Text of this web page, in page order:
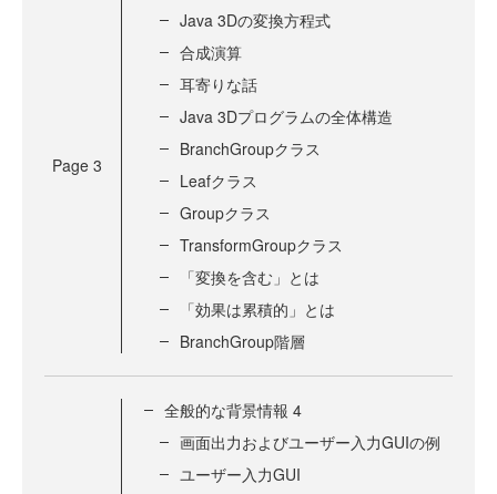
Page 3
Java 3Dの変換方程式
合成演算
耳寄りな話
Java 3Dプログラムの全体構造
BranchGroupクラス
Leafクラス
Groupクラス
TransformGroupクラス
「変換を含む」とは
「効果は累積的」とは
BranchGroup階層
全般的な背景情報 4
画面出力およびユーザー入力GUIの例
ユーザー入力GUI